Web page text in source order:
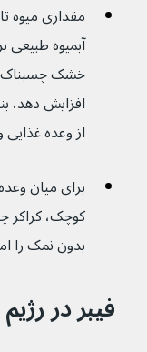
مقداری میوه
آبمیوه
افزایش دهد،
از وعده
برای میان
کوچک، کراکر
بدون نمک را
فیبر در